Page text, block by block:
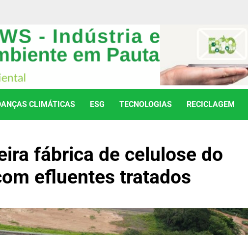
CLIMÁTICAS ESG TECNOLOGIAS RECICLAGEM
fábrica de celulose do
efluentes tratados